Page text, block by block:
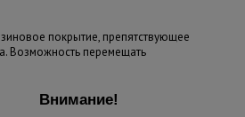
покрытие, препятствующее
Возможность перемещать
Внимание!